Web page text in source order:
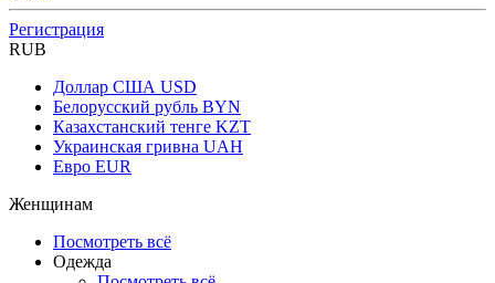
Регистрация
RUB
Доллар США USD
Белорусский рубль BYN
Казахстанский тенге KZT
Украинская гривна UAH
Евро EUR
Женщинам
Посмотреть всё
Одежда